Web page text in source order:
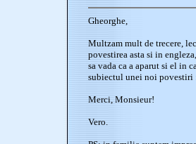
Gheorghe,
Multzam mult de trecere,
povestirea asta si in
sa vada ca a aparut si el in
subiectul unei noi povestiri
Merci, Monsieur!
Vero.